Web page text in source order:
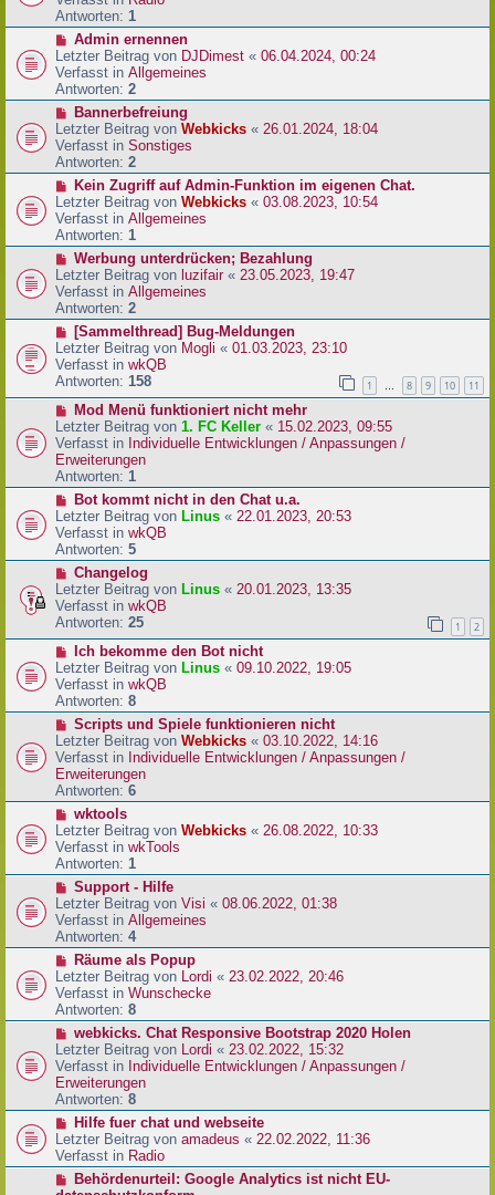
t
r
a
g
e
r
B
e
i
t
a
g
Antworten: 1
N
e
u
e
r
B
e
i
t
a
g
Admin ernennen
Letzter Beitrag von DJDimest « 06.04.2024, 00:24
Verfasst in Allgemeines
Antworten: 2
N
e
u
e
r
B
e
i
t
a
g
Bannerbefreiung
Letzter Beitrag von Webkicks « 26.01.2024, 18:04
Verfasst in Sonstiges
Antworten: 2
N
e
u
e
r
B
e
i
t
a
g
Kein Zugriff auf Admin-Funktion im eigenen Chat.
Letzter Beitrag von Webkicks « 03.08.2023, 10:54
Verfasst in Allgemeines
Antworten: 1
N
e
u
e
r
B
e
i
t
a
g
Werbung unterdrücken; Bezahlung
Letzter Beitrag von luzifair « 23.05.2023, 19:47
Verfasst in Allgemeines
Antworten: 2
N
e
u
e
r
B
e
i
t
r
a
g
[Sammelthread] Bug-Meldungen
Letzter Beitrag von Mogli « 01.03.2023, 23:10
Verfasst in wkQB
Antworten: 158 1 … 8 9 10 11
N
e
u
e
r
B
e
i
t
r
a
g
Mod Menü funktioniert nicht mehr
Letzter Beitrag von 1. FC Keller « 15.02.2023, 09:55
Verfasst in Individuelle Entwicklungen / Anpassungen /
Erweiterungen
Antworten: 1
N
e
u
e
r
B
e
i
t
a
g
Bot kommt nicht in den Chat u.a.
Letzter Beitrag von Linus « 22.01.2023, 20:53
Verfasst in wkQB
Antworten: 5
N
e
u
e
r
B
e
i
t
a
g
Changelog
Letzter Beitrag von Linus « 20.01.2023, 13:35
Verfasst in wkQB
Antworten: 25 1 2
N
e
u
e
r
B
e
i
t
r
a
g
Ich bekomme den Bot nicht
Letzter Beitrag von Linus « 09.10.2022, 19:05
Verfasst in wkQB
Antworten: 8
N
e
u
e
r
B
e
i
t
r
a
g
Scripts und Spiele funktionieren nicht
Letzter Beitrag von Webkicks « 03.10.2022, 14:16
Verfasst in Individuelle Entwicklungen / Anpassungen /
Erweiterungen
Antworten: 6
N
e
u
e
r
B
e
i
t
a
g
wktools
Letzter Beitrag von Webkicks « 26.08.2022, 10:33
Verfasst in wkTools
Antworten: 1
N
e
u
e
r
B
e
i
t
a
g
Support - Hilfe
Letzter Beitrag von Visi « 08.06.2022, 01:38
Verfasst in Allgemeines
Antworten: 4
N
e
u
e
r
B
e
i
t
r
a
g
Räume als Popup
Letzter Beitrag von Lordi « 23.02.2022, 20:46
Verfasst in Wunschecke
Antworten: 8
N
e
u
e
r
B
e
i
t
webkicks. Chat Responsive Bootstrap 2020 Holen
Letzter Beitrag von Lordi « 23.02.2022, 15:32
Verfasst in Individuelle Entwicklungen / Anpassungen /
Erweiterungen
Antworten: 8
N
e
u
e
Hilfe fuer chat und webseite
Letzter Beitrag von amadeus « 22.02.2022, 11:36
Verfasst in Radio
NBehördenurteil: Google Analytics ist nicht EU-